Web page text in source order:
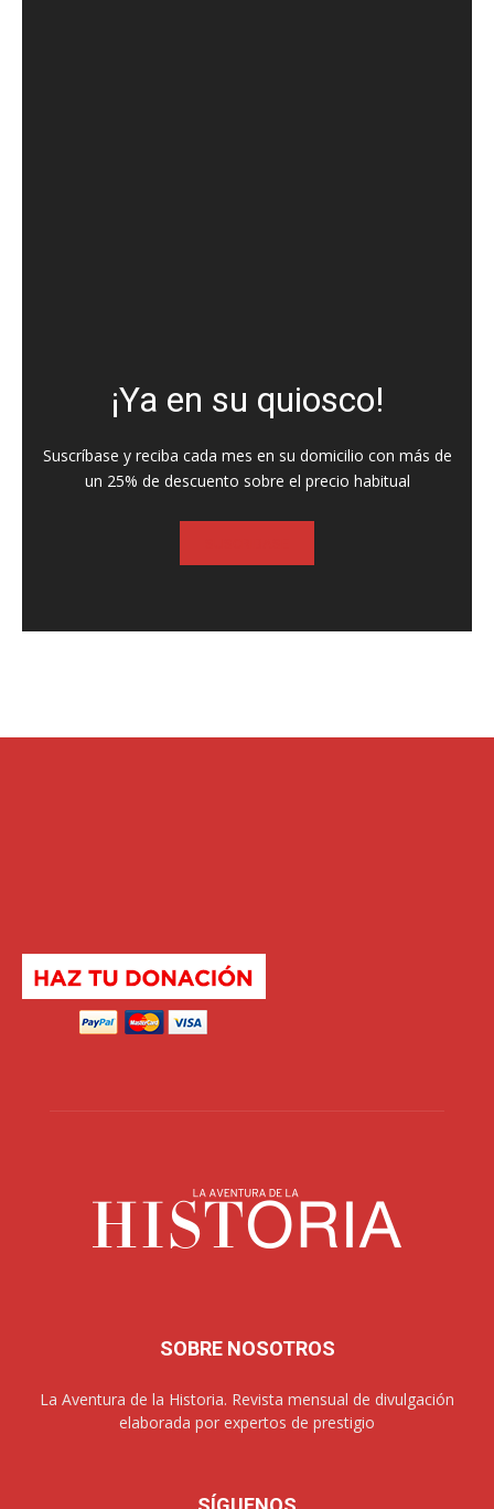
¡Ya en su quiosco!
Suscríbase y reciba cada mes en su domicilio con más de
un 25% de descuento sobre el precio habitual
SOBRE NOSOTROS
La Aventura de la Historia. Revista mensual de divulgación
elaborada por expertos de prestigio